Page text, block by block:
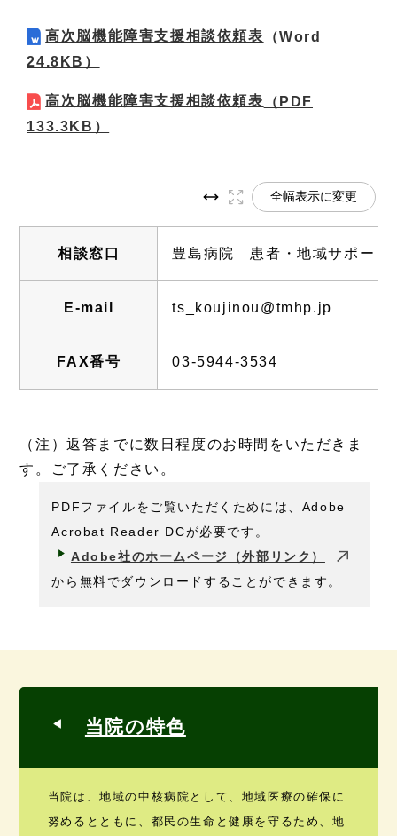
高次脳機能障害支援相談依頼表 （Word
24.8KB）
高次脳機能障害支援相談依頼表 （PDF
133.3KB）
全幅表示に変更
相談窓口 豊島病院 患者・地域サポー
E-mail ts_koujinou@tmhp.jp
FAX番号 03‐5944‐3534
（注）返答までに数日程度のお時間をいただきま
す。ご了承ください。
PDFファイルをご覧いただくためには、Adobe
Acrobat Reader DCが必要です。
Adobe社のホームページ（外部リンク）
から無料でダウンロードすることができます。
当院の特色
当院は、地域の中核病院として、地域医療の確保に
努めるとともに、都民の生命と健康を守るため、地